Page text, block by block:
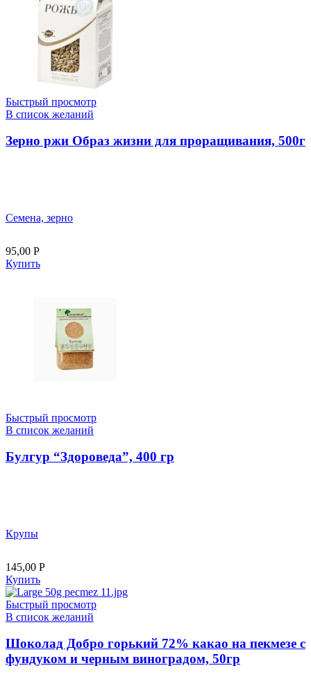
Быстрый просмотр
В список желаний
Зерно ржи Образ жизни для проращивания, 500г
Семена, зерно
95,00 Р
Купить
Быстрый просмотр
В список желаний
Булгур “Здороведа”, 400 гр
Крупы
145,00 Р
Купить
Быстрый просмотр
В список желаний
Шоколад Добро горький 72% какао на пекмезе с
фундуком и черным виноградом, 50гр